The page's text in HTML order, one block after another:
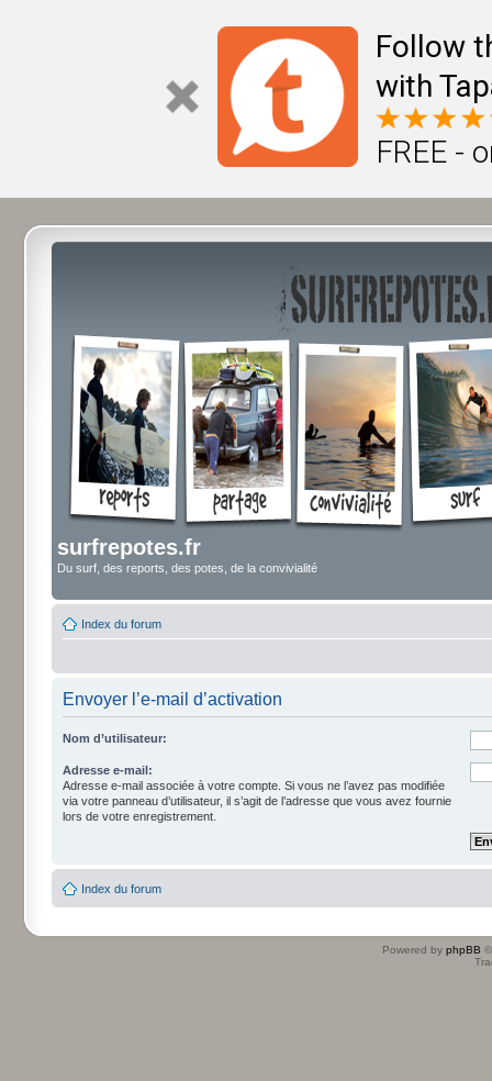
Follow
with
FREE -
surfrepotes.fr
Du surf, des reports, des potes, de la convivialité
Index du forum
Envoyer l’e-mail d’activation
Nom d’utilisateur:
Adresse e-mail:
Adresse e-mail associée à votre compte. Si vous ne l’avez pas modifiée
via votre panneau d’utilisateur, il s’agit de l’adresse que vous avez fournie
lors de votre enregistrement.
Index du forum
Powered by phpBB